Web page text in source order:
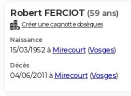
Robert FERCIOT (59 ans)
Créer une cagnotte obsèques
Naissance
15/03/1952 à Mirecourt(Vosges)
Décès
04/06/2011 à Mirecourt(Vosges)